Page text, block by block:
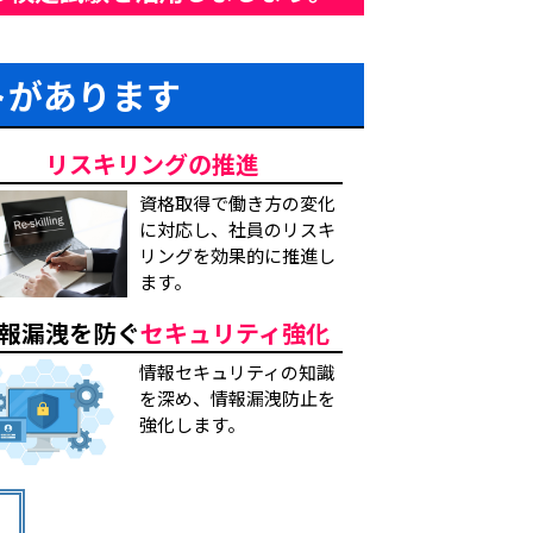
あります
リスキリングの推進
資格取得で働き方の変化
に対応し、社員のリスキ
リングを効果的に推進し
ます。
漏洩を防ぐセキュリティ強化
情報セキュリティの知識
を深め、情報漏洩防止を
強化します。